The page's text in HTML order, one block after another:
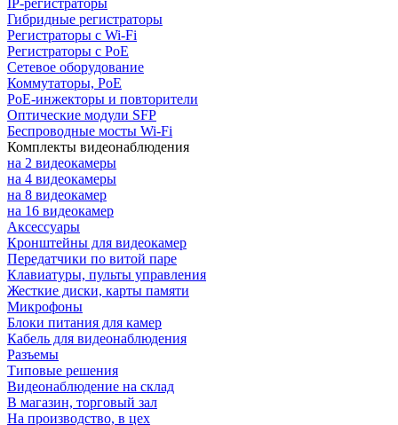
IP-регистраторы
Гибридные регистраторы
Регистраторы с Wi-Fi
Регистраторы с PoE
Сетевое оборудование
Коммутаторы, PoE
PoE-инжекторы и повторители
Оптические модули SFP
Беспроводные мосты Wi-Fi
Комплекты видеонаблюдения
на 2 видеокамеры
на 4 видеокамеры
на 8 видеокамер
на 16 видеокамер
Аксессуары
Кронштейны для видеокамер
Передатчики по витой паре
Клавиатуры, пульты управления
Жесткие диски, карты памяти
Микрофоны
Блоки питания для камер
Кабель для видеонаблюдения
Разъемы
Типовые решения
Видеонаблюдение на склад
В магазин, торговый зал
На производство, в цех